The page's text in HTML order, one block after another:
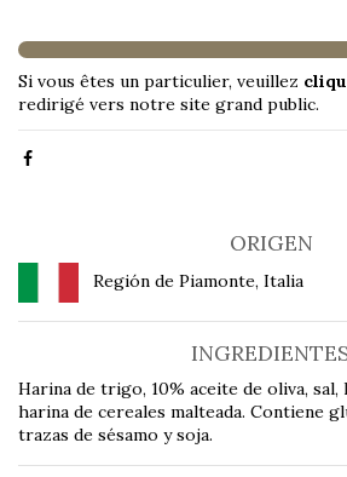
Si vous êtes un particulier, veuillez
redirigé vers notre site grand public.
ORIGEN
Región de Piamonte, Italia
Harina de trigo, 10% aceite de oliva, sal,
harina de cereales malteada. Contiene
trazas de sésamo y soja.